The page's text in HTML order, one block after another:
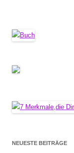
NEUESTE BEITRÄGE